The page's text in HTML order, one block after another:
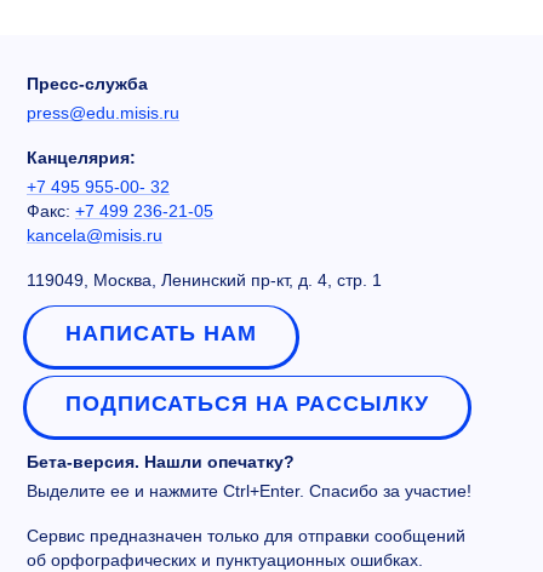
Пресс-служба
press@edu.misis.ru
Канцелярия:
+7 495 955-00- 32
Факс: +7 499 236-21-05
kancela@misis.ru
119049, Москва, Ленинский пр-кт, д. 4, стр. 1
НАПИСАТЬ НАМ
ПОДПИСАТЬСЯ НА РАССЫЛКУ
Бета-версия. Нашли опечатку?
Выделите ее и нажмите Ctrl+Enter. Спасибо за участие!
Сервис предназначен только для отправки сообщений
об орфографических и пунктуационных ошибках.